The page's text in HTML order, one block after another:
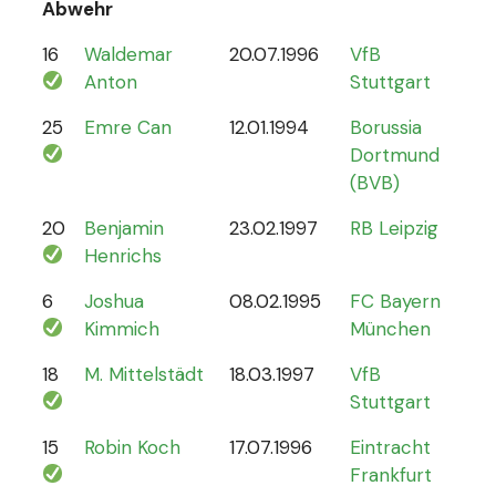
Abwehr
16
Waldemar
Anton
20.07.1996
VfB
Stuttgart
25 Emre Can 12.01.1994
Borussia
Dortmund
(BVB)
20
Benjamin
Henrichs
23.02.1997 RB Leipzig
6
Joshua
Kimmich
08.02.1995
FC Bayern
München
18 M. Mittelstädt 18.03.1997
VfB
Stuttgart
15 Robin Koch 17.07.1996
Eintracht
Frankfurt